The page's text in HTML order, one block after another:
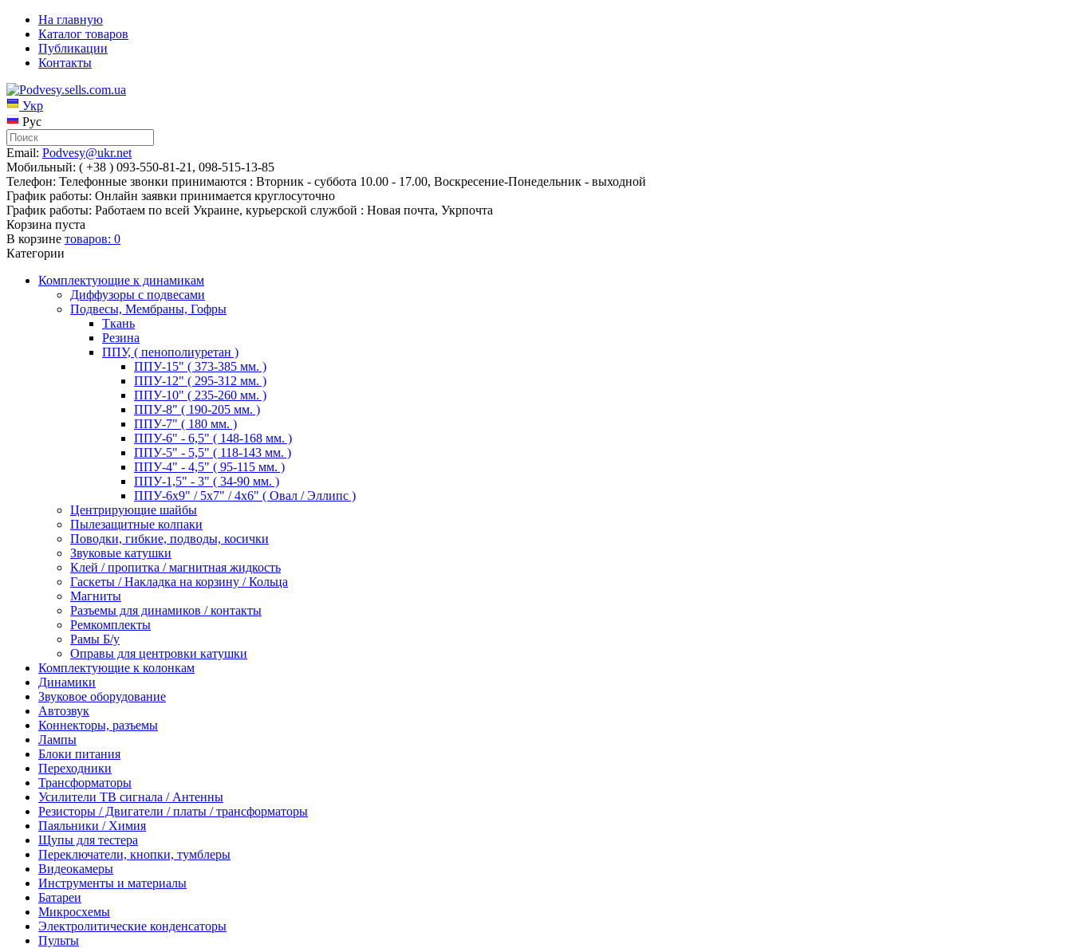
На главную
Каталог товаров
Публикации
Контакты
Укр
Рус
Email: Podvesy@ukr.net
Мобильный: ( +38 ) 093-550-81-21, 098-515-13-85
Телефон: Телефонные звонки принимаются : Вторник - суббота 10.00 - 17.00, Воскресение-Понедельник - выходной
График работы: Онлайн заявки принимается круглосуточно
График работы: Работаем по всей Украине, курьерской службой : Новая почта, Укрпочта
Корзина пуста
В корзине товаров: 0
Категории
Комплектующие к динамикам
Диффузоры с подвесами
Подвесы, Мембраны, Гофры
Ткань
Резина
ППУ, ( пенополиуретан )
ППУ-15" ( 373-385 мм. )
ППУ-12" ( 295-312 мм. )
ППУ-10" ( 235-260 мм. )
ППУ-8" ( 190-205 мм. )
ППУ-7" ( 180 мм. )
ППУ-6" - 6,5" ( 148-168 мм. )
ППУ-5" - 5,5" ( 118-143 мм. )
ППУ-4" - 4,5" ( 95-115 мм. )
ППУ-1,5" - 3" ( 34-90 мм. )
ППУ-6х9" / 5х7" / 4х6" ( Овал / Эллипс )
Центрирующие шайбы
Пылезащитные колпаки
Поводки, гибкие, подводы, косички
Звуковые катушки
Клей / пропитка / магнитная жидкость
Гаскеты / Накладка на корзину / Кольца
Магниты
Разъемы для динамиков / контакты
Ремкомплекты
Рамы Б/у
Оправы для центровки катушки
Комплектующие к колонкам
Динамики
Звуковое оборудование
Автозвук
Коннекторы, разъемы
Лампы
Блоки питания
Переходники
Трансформаторы
Усилители ТВ сигнала / Антенны
Резисторы / Двигатели / платы / трансформаторы
Паяльники / Химия
Щупы для тестера
Переключатели, кнопки, тумблеры
Видеокамеры
Инструменты и материалы
Батареи
Микросхемы
Электролитические конденсаторы
Пульты